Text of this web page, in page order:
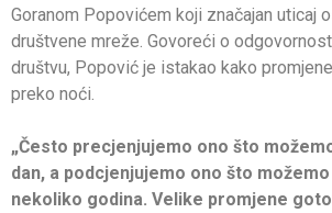
Goranom Popovićem koji značajan uticaj
društvene mreže. Govoreći o
društvu, Popović je istakao kako
preko noći.
„Često precjenjujemo ono što
dan, a podcjenjujemo ono što
nekoliko godina. Velike promjene